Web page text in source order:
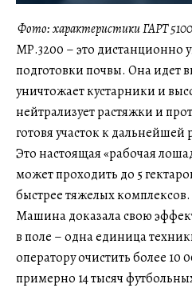
Фото: характеристики ГАРТ
МР.3200 – это дистанционно
подготовки почвы. Она идет
уничтожает кустарники и
нейтрализует растяжки и
готовя участок к дальнейшей
Это настоящая «рабочая
может проходить до 5
быстрее тяжелых комплексов.
Машина доказала свою
в поле – одна единица
оператору очистить более 10
примерно 14 тысяч